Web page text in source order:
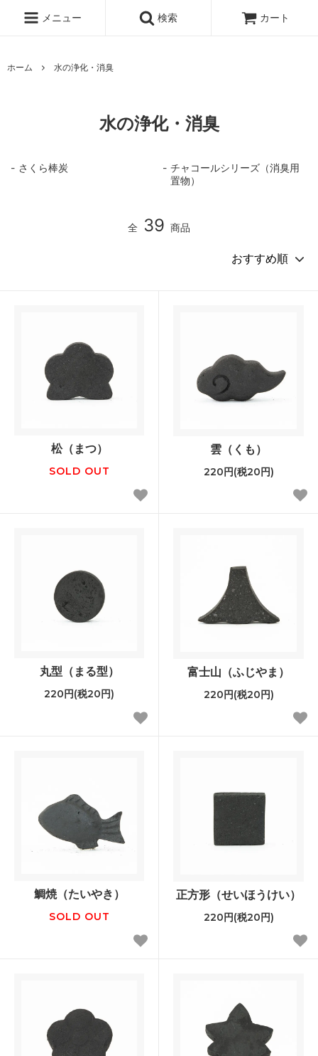
メニュー 検索 カート
ホーム 水の浄化・消臭
水の浄化・消臭
さくら棒炭
チャコールシリーズ（消臭用
置物）
全 39 商品
松（まつ）
SOLD OUT
雲（くも）
220円(税20円)
丸型（まる型）
220円(税20円)
富士山（ふじやま）
220円(税20円)
鯛焼（たいやき）
SOLD OUT
正方形（せいほうけい）
220円(税20円)